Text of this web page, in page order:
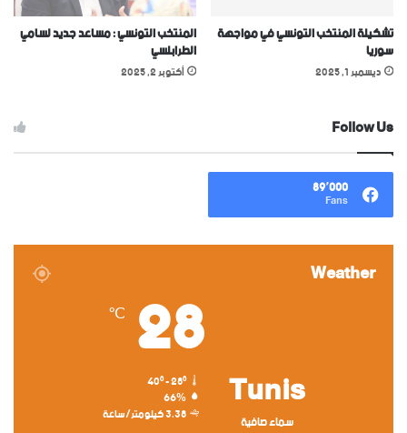
تشكيلة المنتخب التونسي في مواجهة
سوريا
ديسمبر 1, 2025
المنتخب التونسي : مساعد جديد لسامي
الطرابلسي
أكتوبر 2, 2025
Follow Us
89٬000
Fans
Weather
Tunis
سماء صافية
28
℃
40º - 28º
66%
3.38 كيلومتر/ساعة